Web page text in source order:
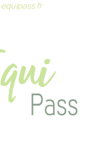
equipass.fr